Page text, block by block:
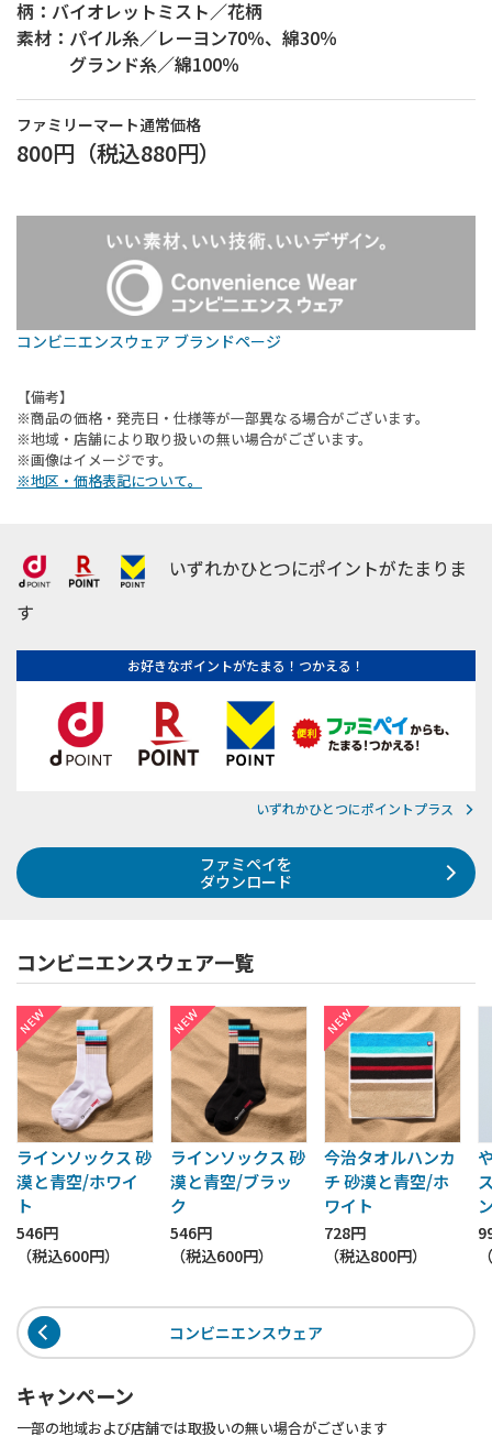
柄：バイオレットミスト／花柄
素材：パイル糸／レーヨン70％、綿30％
グランド糸／綿100％
ファミリーマート通常価格
800円 （税込880円）
コンビニエンスウェア ブランドページ
【備考】
※商品の価格・発売日・仕様等が一部異なる場合がございます。
※地域・店舗により取り扱いの無い場合がございます。
※画像はイメージです。
※地区・価格表記について。
いずれかひとつにポイントがたまりま
す
お好きなポイントがたまる！つかえる！
いずれかひとつにポイントプラス
ファミペイを
ダウンロード
コンビニエンスウェア一覧
ラインソックス 砂
漠と青空/ホワイ
ト
546円
（税込600円）
ラインソックス 砂
漠と青空/ブラッ
ク
546円
（税込600円）
今治タオルハンカ
チ 砂漠と青空/ホ
ワイト
728円
（税込800円）
コンビニエンスウェア
キャンペーン
一部の地域および店舗では取扱いの無い場合がございます